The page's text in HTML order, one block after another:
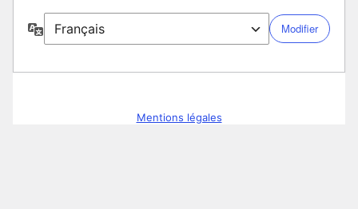
Langue
Mentions légales